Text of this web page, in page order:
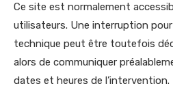
Ce site est normalement
utilisateurs. Une interruption
technique peut être toutefois
alors de communiquer
dates et heures de l’intervention.